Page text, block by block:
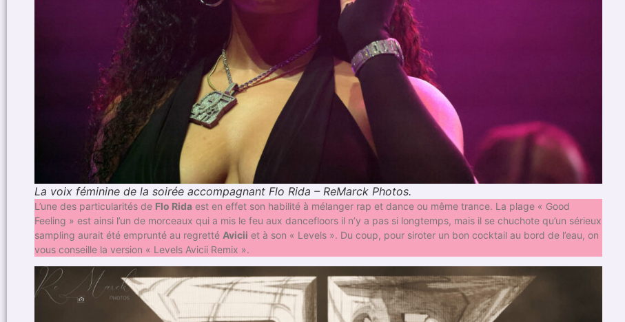
La voix féminine de la soirée accompagnant Flo Rida – ReMarck Photos.
L’une des particularités de Flo Rida est en effet son habilité à mélanger rap et dance ou même trance. La plage « Good
Feeling » est ainsi l’un de morceaux qui a mis le feu aux dancefloors il n’y a pas si longtemps, mais il se chuchote qu’un sérieux
sampling aurait été emprunté au regretté Avicii et à son « Levels ». Du coup, pour siroter un bon cocktail au bord de l’eau, on
vous conseille la version « Levels Avicii Remix ».